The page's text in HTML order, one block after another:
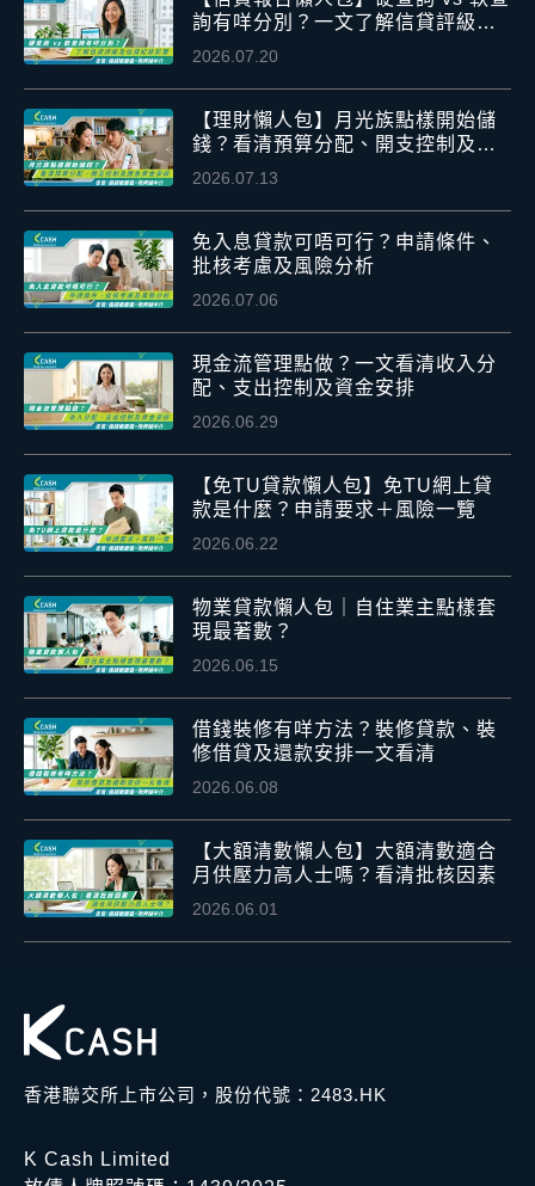
詢有咩分別？一文了解信貸評級及
信貸紀錄影響
2026.07.20
【理財懶人包】月光族點樣開始儲
錢？看清預算分配、開支控制及應
急資金安排
2026.07.13
免入息貸款可唔可行？申請條件、
批核考慮及風險分析
2026.07.06
現金流管理點做？一文看清收入分
配、支出控制及資金安排
2026.06.29
【免TU貸款懶人包】免TU網上貸
款是什麼？申請要求＋風險一覽
2026.06.22
物業貸款懶人包｜自住業主點樣套
現最著數？
2026.06.15
借錢裝修有咩方法？裝修貸款、裝
修借貸及還款安排一文看清
2026.06.08
【大額清數懶人包】大額清數適合
月供壓力高人士嗎？看清批核因素
2026.06.01
香港聯交所上市公司，股份代號：2483.HK
K Cash Limited